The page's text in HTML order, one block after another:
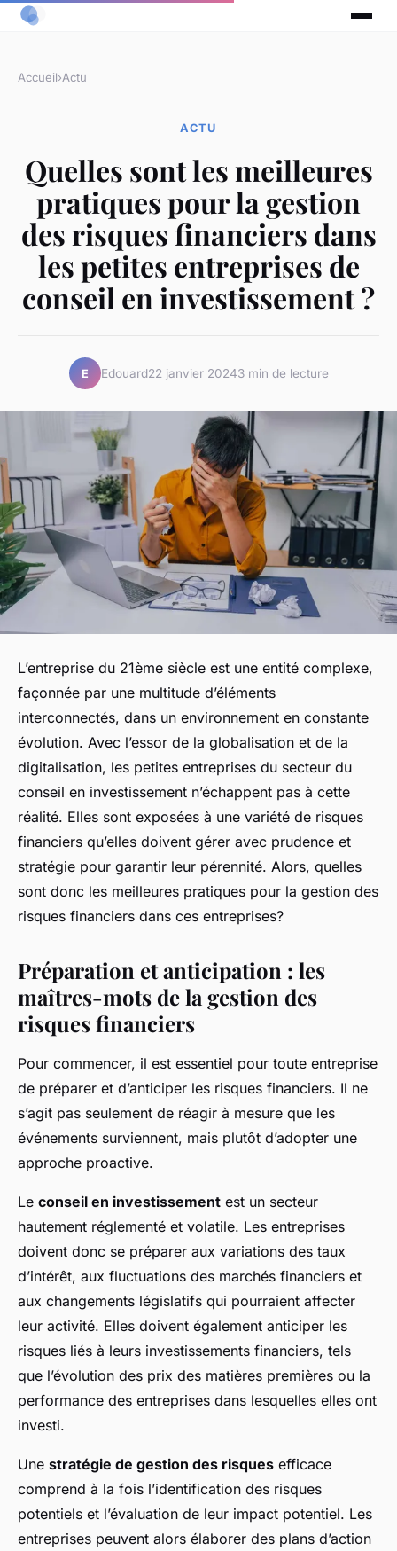
Accueil›Actu
ACTU
Quelles sont les meilleures
pratiques pour la gestion
des risques financiers dans
les petites entreprises de
conseil en investissement ?
E Edouard22 janvier 20243 min de lecture
L’entreprise du 21ème siècle est une entité complexe,
façonnée par une multitude d’éléments
interconnectés, dans un environnement en constante
évolution. Avec l’essor de la globalisation et de la
digitalisation, les petites entreprises du secteur du
conseil en investissement n’échappent pas à cette
réalité. Elles sont exposées à une variété de risques
financiers qu’elles doivent gérer avec prudence et
stratégie pour garantir leur pérennité. Alors, quelles
sont donc les meilleures pratiques pour la gestion des
risques financiers dans ces entreprises?
Préparation et anticipation : les
maîtres-mots de la gestion des
risques financiers
Pour commencer, il est essentiel pour toute entreprise
de préparer et d’anticiper les risques financiers. Il ne
s’agit pas seulement de réagir à mesure que les
événements surviennent, mais plutôt d’adopter une
approche proactive.
Le conseil en investissement est un secteur
hautement réglementé et volatile. Les entreprises
doivent donc se préparer aux variations des taux
d’intérêt, aux fluctuations des marchés financiers et
aux changements législatifs qui pourraient affecter
leur activité. Elles doivent également anticiper les
risques liés à leurs investissements financiers, tels
que l’évolution des prix des matières premières ou la
performance des entreprises dans lesquelles elles ont
investi.
Une stratégie de gestion des risques efficace
comprend à la fois l’identification des risques
potentiels et l’évaluation de leur impact potentiel. Les
entreprises peuvent alors élaborer des plans d’action